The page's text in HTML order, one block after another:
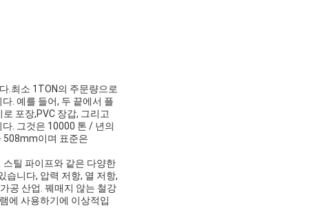
.최소 1TON의 주문량으로
. 예를 들어, 두 끝에서 플
포장,PVC 장갑, 그리고
. 그것은 10000 톤 / 년의
508mm이며 표준은
틸 파이프와 같은 다양한
습니다, 압력 저항, 열 저항,
공 산업. 꿰매지 않는 철강
에 사용하기에 이상적입